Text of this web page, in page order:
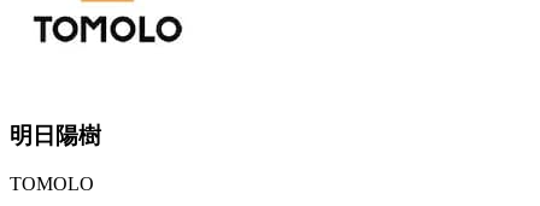
明日陽樹
TOMOLO